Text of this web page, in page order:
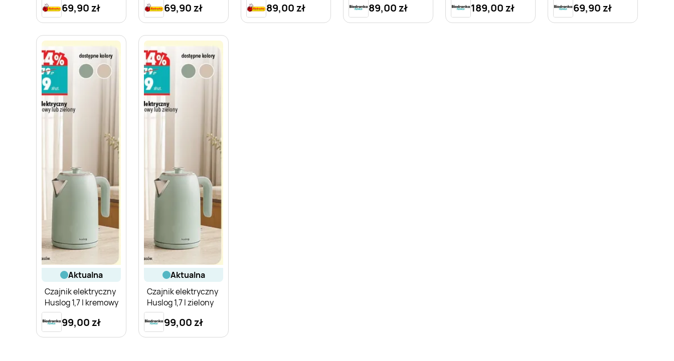
69,90 zł 69,90 zł 89,00 zł 89,00 zł 189,00 zł 69,90 zł
aktualna
Czajnik elektryczny
Huslog 1,7 l kremowy
99,00 zł
aktualna
Czajnik elektryczny
Huslog 1,7 l zielony
99,00 zł